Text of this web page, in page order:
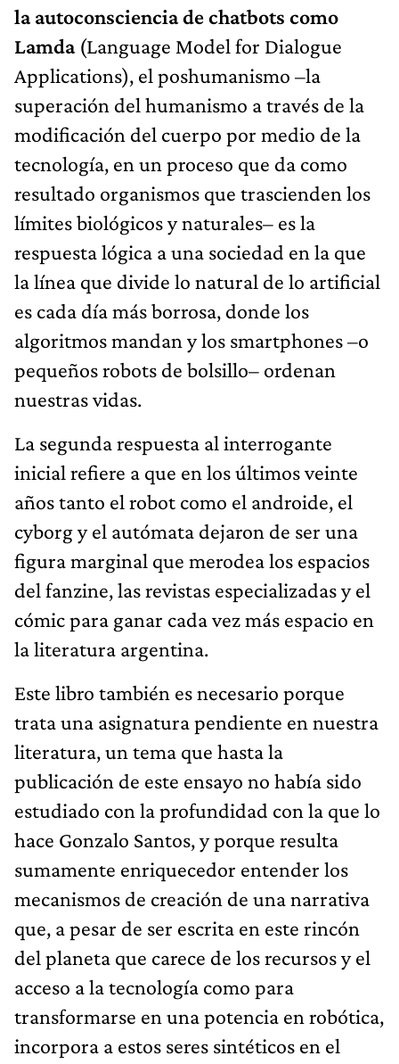
la autoconsciencia de chatbots como
Lamda (Language Model for Dialogue
Applications), el poshumanismo –la
superación del humanismo a través de la
modificación del cuerpo por medio de la
tecnología, en un proceso que da como
resultado organismos que trascienden los
límites biológicos y naturales– es la
respuesta lógica a una sociedad en la que
la línea que divide lo natural de lo artificial
es cada día más borrosa, donde los
algoritmos mandan y los smartphones –o
pequeños robots de bolsillo– ordenan
nuestras vidas.
La segunda respuesta al interrogante
inicial refiere a que en los últimos veinte
años tanto el robot como el androide, el
cyborg y el autómata dejaron de ser una
figura marginal que merodea los espacios
del fanzine, las revistas especializadas y el
cómic para ganar cada vez más espacio en
la literatura argentina.
Este libro también es necesario porque
trata una asignatura pendiente en nuestra
literatura, un tema que hasta la
publicación de este ensayo no había sido
estudiado con la profundidad con la que lo
hace Gonzalo Santos, y porque resulta
sumamente enriquecedor entender los
mecanismos de creación de una narrativa
que, a pesar de ser escrita en este rincón
del planeta que carece de los recursos y el
acceso a la tecnología como para
transformarse en una potencia en robótica,
incorpora a estos seres sintéticos en el